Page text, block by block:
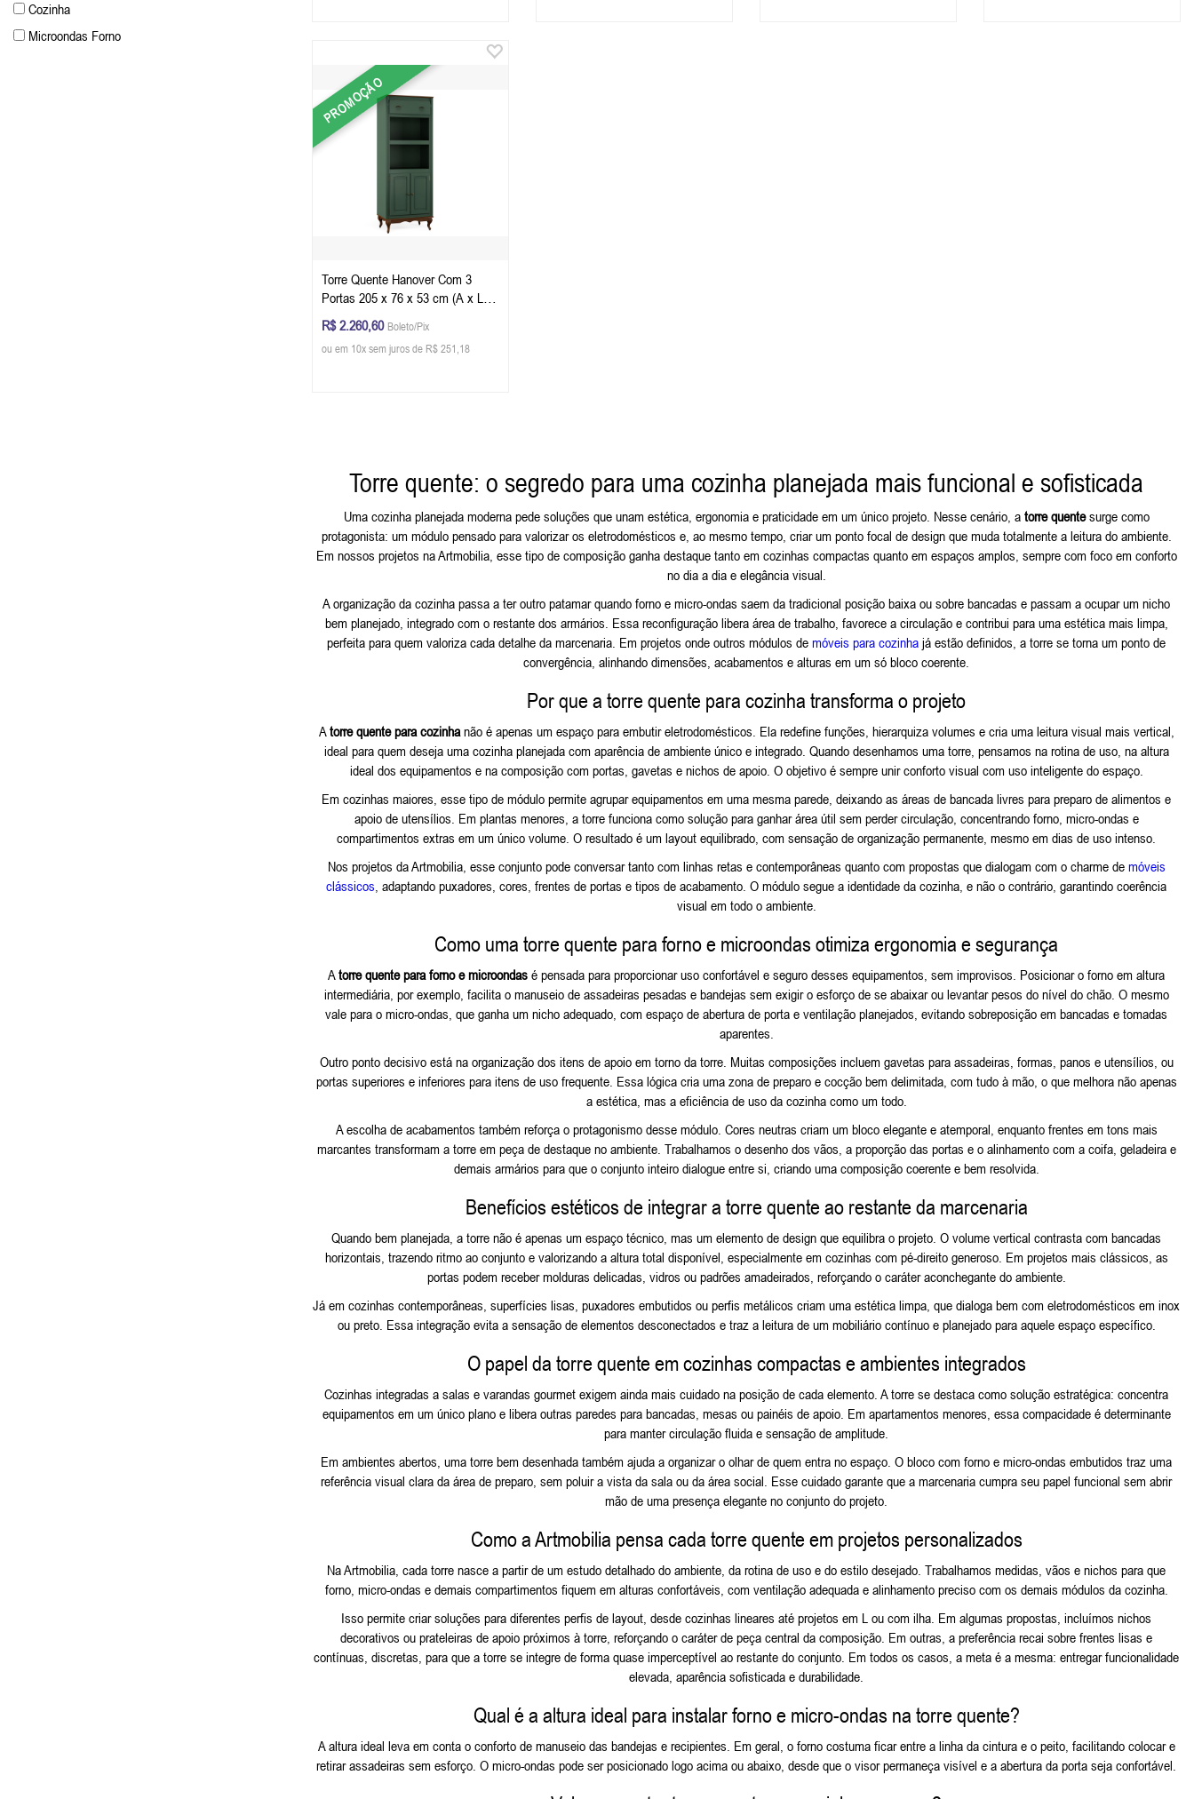
Cozinha
Microondas Forno
PROMOÇÃO
Torre Quente Hanover Com 3
Portas 205 x 76 x 53 cm (A x L x
P) - Cor Verde Musgo - Imbuia
Glazer
R$ 2.260,60 Boleto/Pix
ou em 10x sem juros de R$ 251,18
Torre quente: o segredo para uma cozinha planejada mais funcional e sofisticada
Uma cozinha planejada moderna pede soluções que unam estética, ergonomia e praticidade em um único projeto. Nesse cenário, a torre quentesurge como
protagonista: um módulo pensado para valorizar os eletrodomésticos e, ao mesmo tempo, criar um ponto focal de design que muda totalmente a leitura do ambiente.
Em nossos projetos na Artmobilia, esse tipo de composição ganha destaque tanto em cozinhas compactas quanto em espaços amplos, sempre com foco em conforto
no dia a dia e elegância visual.
A organização da cozinha passa a ter outro patamar quando forno e micro-ondas saem da tradicional posição baixa ou sobre bancadas e passam a ocupar um nicho
bem planejado, integrado com o restante dos armários. Essa reconfiguração libera área de trabalho, favorece a circulação e contribui para uma estética mais limpa,
perfeita para quem valoriza cada detalhe da marcenaria. Em projetos onde outros módulos de móveis para cozinha já estão definidos, a torre se torna um ponto de
convergência, alinhando dimensões, acabamentos e alturas em um só bloco coerente.
Por que a torre quente para cozinha transforma o projeto
Atorre quente para cozinhanão é apenas um espaço para embutir eletrodomésticos. Ela redefine funções, hierarquiza volumes e cria uma leitura visual mais vertical,
ideal para quem deseja uma cozinha planejada com aparência de ambiente único e integrado. Quando desenhamos uma torre, pensamos na rotina de uso, na altura
ideal dos equipamentos e na composição com portas, gavetas e nichos de apoio. O objetivo é sempre unir conforto visual com uso inteligente do espaço.
Em cozinhas maiores, esse tipo de módulo permite agrupar equipamentos em uma mesma parede, deixando as áreas de bancada livres para preparo de alimentos e
apoio de utensílios. Em plantas menores, a torre funciona como solução para ganhar área útil sem perder circulação, concentrando forno, micro-ondas e
compartimentos extras em um único volume. O resultado é um layout equilibrado, com sensação de organização permanente, mesmo em dias de uso intenso.
Nos projetos da Artmobilia, esse conjunto pode conversar tanto com linhas retas e contemporâneas quanto com propostas que dialogam com o charme de móveis
clássicos , adaptando puxadores, cores, frentes de portas e tipos de acabamento. O módulo segue a identidade da cozinha, e não o contrário, garantindo coerência
visual em todo o ambiente.
Como uma torre quente para forno e microondas otimiza ergonomia e segurança
Atorre quente para forno e microondas é pensada para proporcionar uso confortável e seguro desses equipamentos, sem improvisos. Posicionar o forno em altura
intermediária, por exemplo, facilita o manuseio de assadeiras pesadas e bandejas sem exigir o esforço de se abaixar ou levantar pesos do nível do chão. O mesmo
vale para o micro-ondas, que ganha um nicho adequado, com espaço de abertura de porta e ventilação planejados, evitando sobreposição em bancadas e tomadas
aparentes.
Outro ponto decisivo está na organização dos itens de apoio em torno da torre. Muitas composições incluem gavetas para assadeiras, formas, panos e utensílios, ou
portas superiores e inferiores para itens de uso frequente. Essa lógica cria uma zona de preparo e cocção bem delimitada, com tudo à mão, o que melhora não apenas
a estética, mas a eficiência de uso da cozinha como um todo.
A escolha de acabamentos também reforça o protagonismo desse módulo. Cores neutras criam um bloco elegante e atemporal, enquanto frentes em tons mais
marcantes transformam a torre em peça de destaque no ambiente. Trabalhamos o desenho dos vãos, a proporção das portas e o alinhamento com a coifa, geladeira e
demais armários para que o conjunto inteiro dialogue entre si, criando uma composição coerente e bem resolvida.
Benefícios estéticos de integrar a torre quente ao restante da marcenaria
Quando bem planejada, a torre não é apenas um espaço técnico, mas um elemento de design que equilibra o projeto. O volume vertical contrasta com bancadas
horizontais, trazendo ritmo ao conjunto e valorizando a altura total disponível, especialmente em cozinhas com pé-direito generoso. Em projetos mais clássicos, as
portas podem receber molduras delicadas, vidros ou padrões amadeirados, reforçando o caráter aconchegante do ambiente.
Já em cozinhas contemporâneas, superfícies lisas, puxadores embutidos ou perfis metálicos criam uma estética limpa, que dialoga bem com eletrodomésticos em inox
ou preto. Essa integração evita a sensação de elementos desconectados e traz a leitura de um mobiliário contínuo e planejado para aquele espaço específico.
O papel da torre quente em cozinhas compactas e ambientes integrados
Cozinhas integradas a salas e varandas gourmet exigem ainda mais cuidado na posição de cada elemento. A torre se destaca como solução estratégica: concentra
equipamentos em um único plano e libera outras paredes para bancadas, mesas ou painéis de apoio. Em apartamentos menores, essa compacidade é determinante
para manter circulação fluida e sensação de amplitude.
Em ambientes abertos, uma torre bem desenhada também ajuda a organizar o olhar de quem entra no espaço. O bloco com forno e micro-ondas embutidos traz uma
referência visual clara da área de preparo, sem poluir a vista da sala ou da área social. Esse cuidado garante que a marcenaria cumpra seu papel funcional sem abrir
mão de uma presença elegante no conjunto do projeto.
Como a Artmobilia pensa cada torre quente em projetos personalizados
Na Artmobilia, cada torre nasce a partir de um estudo detalhado do ambiente, da rotina de uso e do estilo desejado. Trabalhamos medidas, vãos e nichos para que
forno, micro-ondas e demais compartimentos fiquem em alturas confortáveis, com ventilação adequada e alinhamento preciso com os demais módulos da cozinha.
Isso permite criar soluções para diferentes perfis de layout, desde cozinhas lineares até projetos em L ou com ilha. Em algumas propostas, incluímos nichos
decorativos ou prateleiras de apoio próximos à torre, reforçando o caráter de peça central da composição. Em outras, a preferência recai sobre frentes lisas e
contínuas, discretas, para que a torre se integre de forma quase imperceptível ao restante do conjunto. Em todos os casos, a meta é a mesma: entregar funcionalidade
elevada, aparência sofisticada e durabilidade.
Qual é a altura ideal para instalar forno e micro-ondas na torre quente?
A altura ideal leva em conta o conforto de manuseio das bandejas e recipientes. Em geral, o forno costuma ficar entre a linha da cintura e o peito, facilitando colocar e
retirar assadeiras sem esforço. O micro-ondas pode ser posicionado logo acima ou abaixo, desde que o visor permaneça visível e a abertura da porta seja confortável.